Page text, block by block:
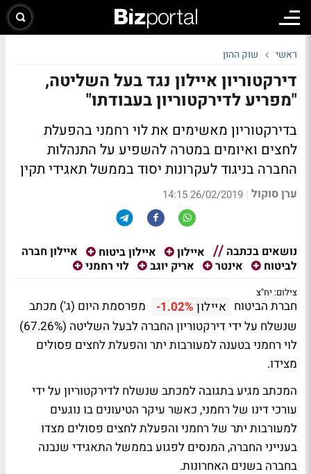
ראשי שוק ההון
דירקטוריון איילון נגד בעל השליטה,
"מפריע לדירקטוריון בעבודתו"
בדירקטוריון מאשימים את לוי רחמני בהפעלת
לחצים ואיומים במטרה להשפיע על התנהלות
החברה בניגוד לעקרונות יסוד בממשל תאגידי תקין
ערן סוקול |
26/02/2019 14:15
נושאים בכתבה איילון איילון ביטוח
איילון חברה
לביטוח
אינטר אריק יוגב לוי רחמני
צילום: יח"צ
חברת הביטוח איילון -1.02%
מפרסמת היום (ג') מכתב
שנשלח על ידי דירקטוריון החברה לבעל השליטה (67.26%)
לוי רחמני בטענה למעורבות יתר והפעלת לחצים פסולים
מצידו.
המכתב מגיע בתגובה למכתב שנשלח לדירקטוריון על ידי
עורכי דינו של רחמני, כאשר עיקר הטיעונים בו נוגעים
למעורבות יתר של רחמני והפעלת לחצים פסולים מצדו
בענייני החברה, המנסים לפגוע בממשל התאגידי שנבנה
בחברה בשנים האחרונות.